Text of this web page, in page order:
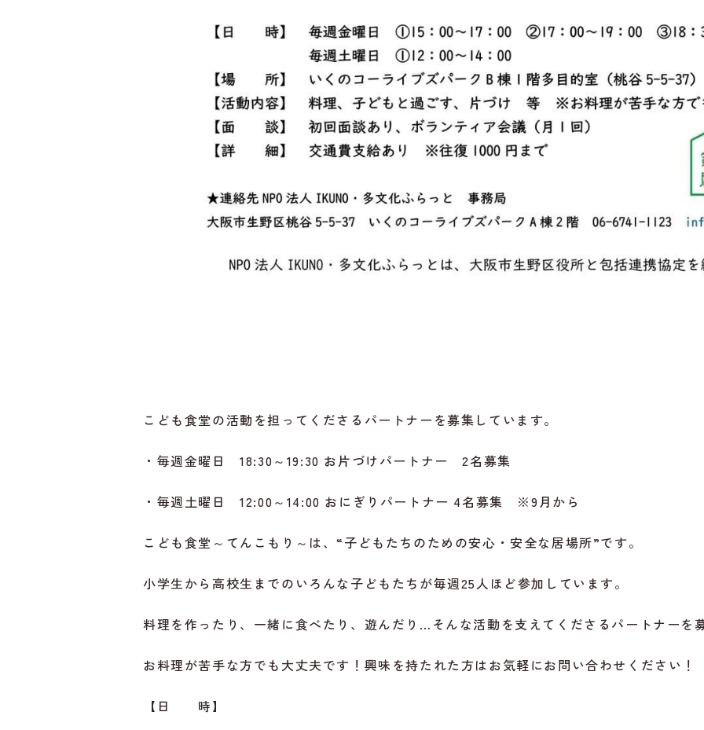
こども食堂の活動を担ってくださるパートナーを募集しています。
・毎週金曜日 18:30～19:30 お片づけパートナー 2名募集
・毎週土曜日 12:00～14:00 おにぎりパートナー 4名募集 ※9月から
こども食堂～てんこもり～は、“子どもたちのための安心・安全な居場所”です。
小学生から高校生までのいろんな子どもたちが毎週25人ほど参加しています。
料理を作ったり、一緒に食べたり、遊んだり…そんな活動を支えてくださるパートナーを
お料理が苦手な方でも大丈夫です！興味を持たれた方はお気軽にお問い合わせください！
【日 時】